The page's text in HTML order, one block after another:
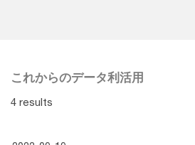
これからのデータ利活用
4 results